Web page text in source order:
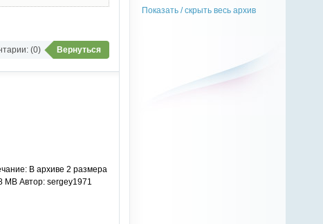
Вернуться
(0)
В архиве 2 размера
MB Автор: sergey1971
Показать / скрыть весь архив